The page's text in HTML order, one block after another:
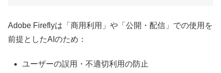
Adobe Fireflyは「商用利用」や「公開・配信」での使用を
前提としたAIのため：
ユーザーの誤用・不適切利用の防止